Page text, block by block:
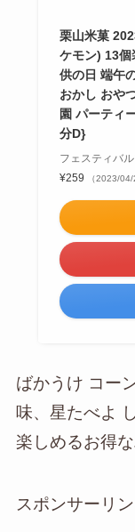
栗山米菓
ケモン) 13個
供の日 端午
おかし おや
園 パーティ
分D}
フェスティバ
¥259
（2023/
ばかうけ コー
味、星たべよ
楽しめるお得な
スポンサーリ